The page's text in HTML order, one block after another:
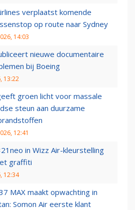
verplaatst komende
op route naar Sydney
14:03
nieuwe documentaire
bij Boeing
13:22
groen licht voor massale
steun aan duurzame
12:41
in Wizz Air-kleurstelling
graffiti
12:34
MAX maakt opwachting in
Somon Air eerste klant